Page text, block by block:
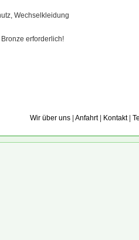
Wechselkleidung
erforderlich!
Wir über uns| Anfahrt| Kontakt|